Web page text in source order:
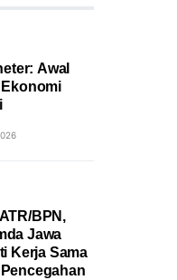
Awal
BPN,
Jawa
Kerja Sama